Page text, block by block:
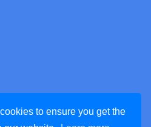
to ensure you get the